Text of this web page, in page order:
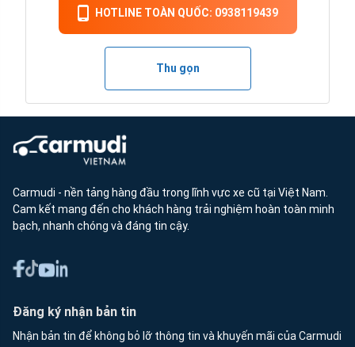
HOTLINE TOÀN QUỐC: 0938119439
Thu gọn
Carmudi - nền tảng hàng đầu trong lĩnh vực xe cũ tại Việt Nam.
Cam kết mang đến cho khách hàng trải nghiệm hoàn toàn minh
bạch, nhanh chóng và đáng tin cậy.
Đăng ký nhận bản tin
Nhận bản tin để không bỏ lỡ thông tin và khuyến mãi của Carmudi